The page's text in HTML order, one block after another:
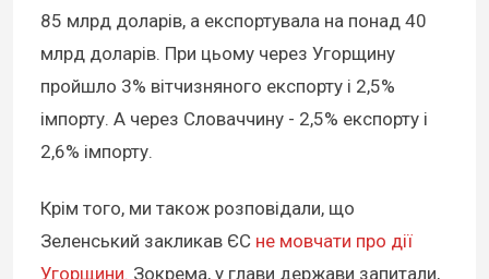
85 млрд доларів, а експортувала на понад 40
млрд доларів. При цьому через Угорщину
пройшло 3% вітчизняного експорту і 2,5%
імпорту. А через Словаччину - 2,5% експорту і
2,6% імпорту.
Крім того, ми також розповідали, що
Зеленський закликав ЄС не мовчати про дії
Угорщини. Зокрема, у глави держави запитали,